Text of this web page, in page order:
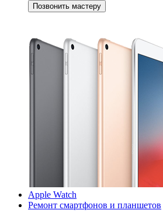
Позвонить мастеру
Apple Watch
Ремонт смартфонов и планшетов